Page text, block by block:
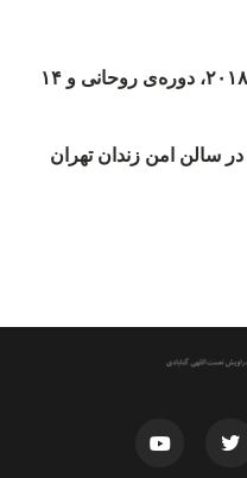
روند اعدام‌ها در ماه‌های مختلف ۲۰۱۸، دوره‌ی روحانی و ۱۴
امن زندان تهران